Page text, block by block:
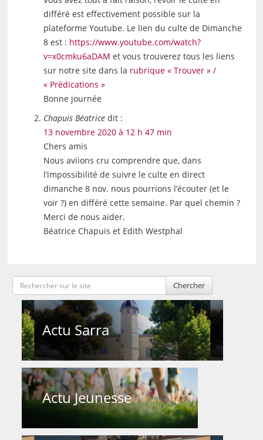
différé est effectivement possible sur la
plateforme Youtube. Le lien du culte de Dimanche
8 est : https://www.youtube.com/watch?
v=x0cmku6aDAM et vous trouverez tous les liens
sur notre site dans la rubrique « Trouver » /
« Prédications »
Bonne journée
Chapuis Béatrice dit :
13 novembre 2020 à 12 h 47 min
Chers amis
Nous aviions cru comprendre que, dans
l’impossibilité de suivre le culte en direct
dimanche 8 nov. nous pourrions l’écouter (et le
voir ?) en différé cette semaine. Par quel chemin ?
Merci de nous aider.
Béatrice Chapuis et Edith Westphal
Chercher
Actu Sarra
Actu Jeunesse